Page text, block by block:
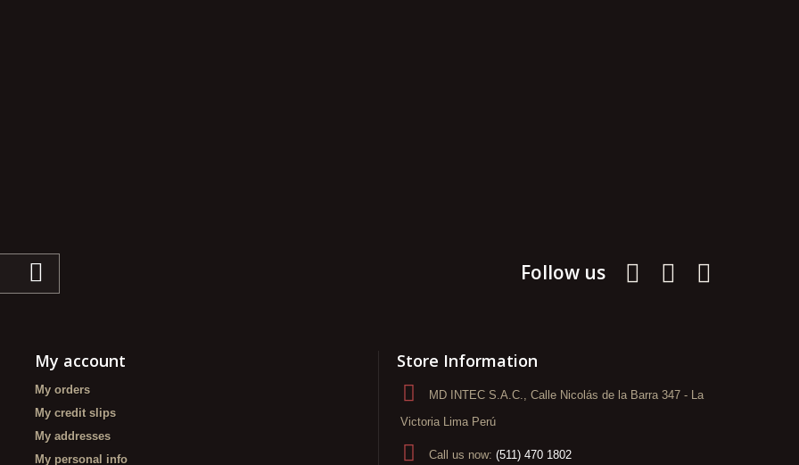
Follow us
My account
My orders
My credit slips
My addresses
My personal info
Store Information
MD INTEC S.A.C., Calle Nicolás de la Barra 347 - La
Victoria Lima Perú
Call us now: (511) 470 1802